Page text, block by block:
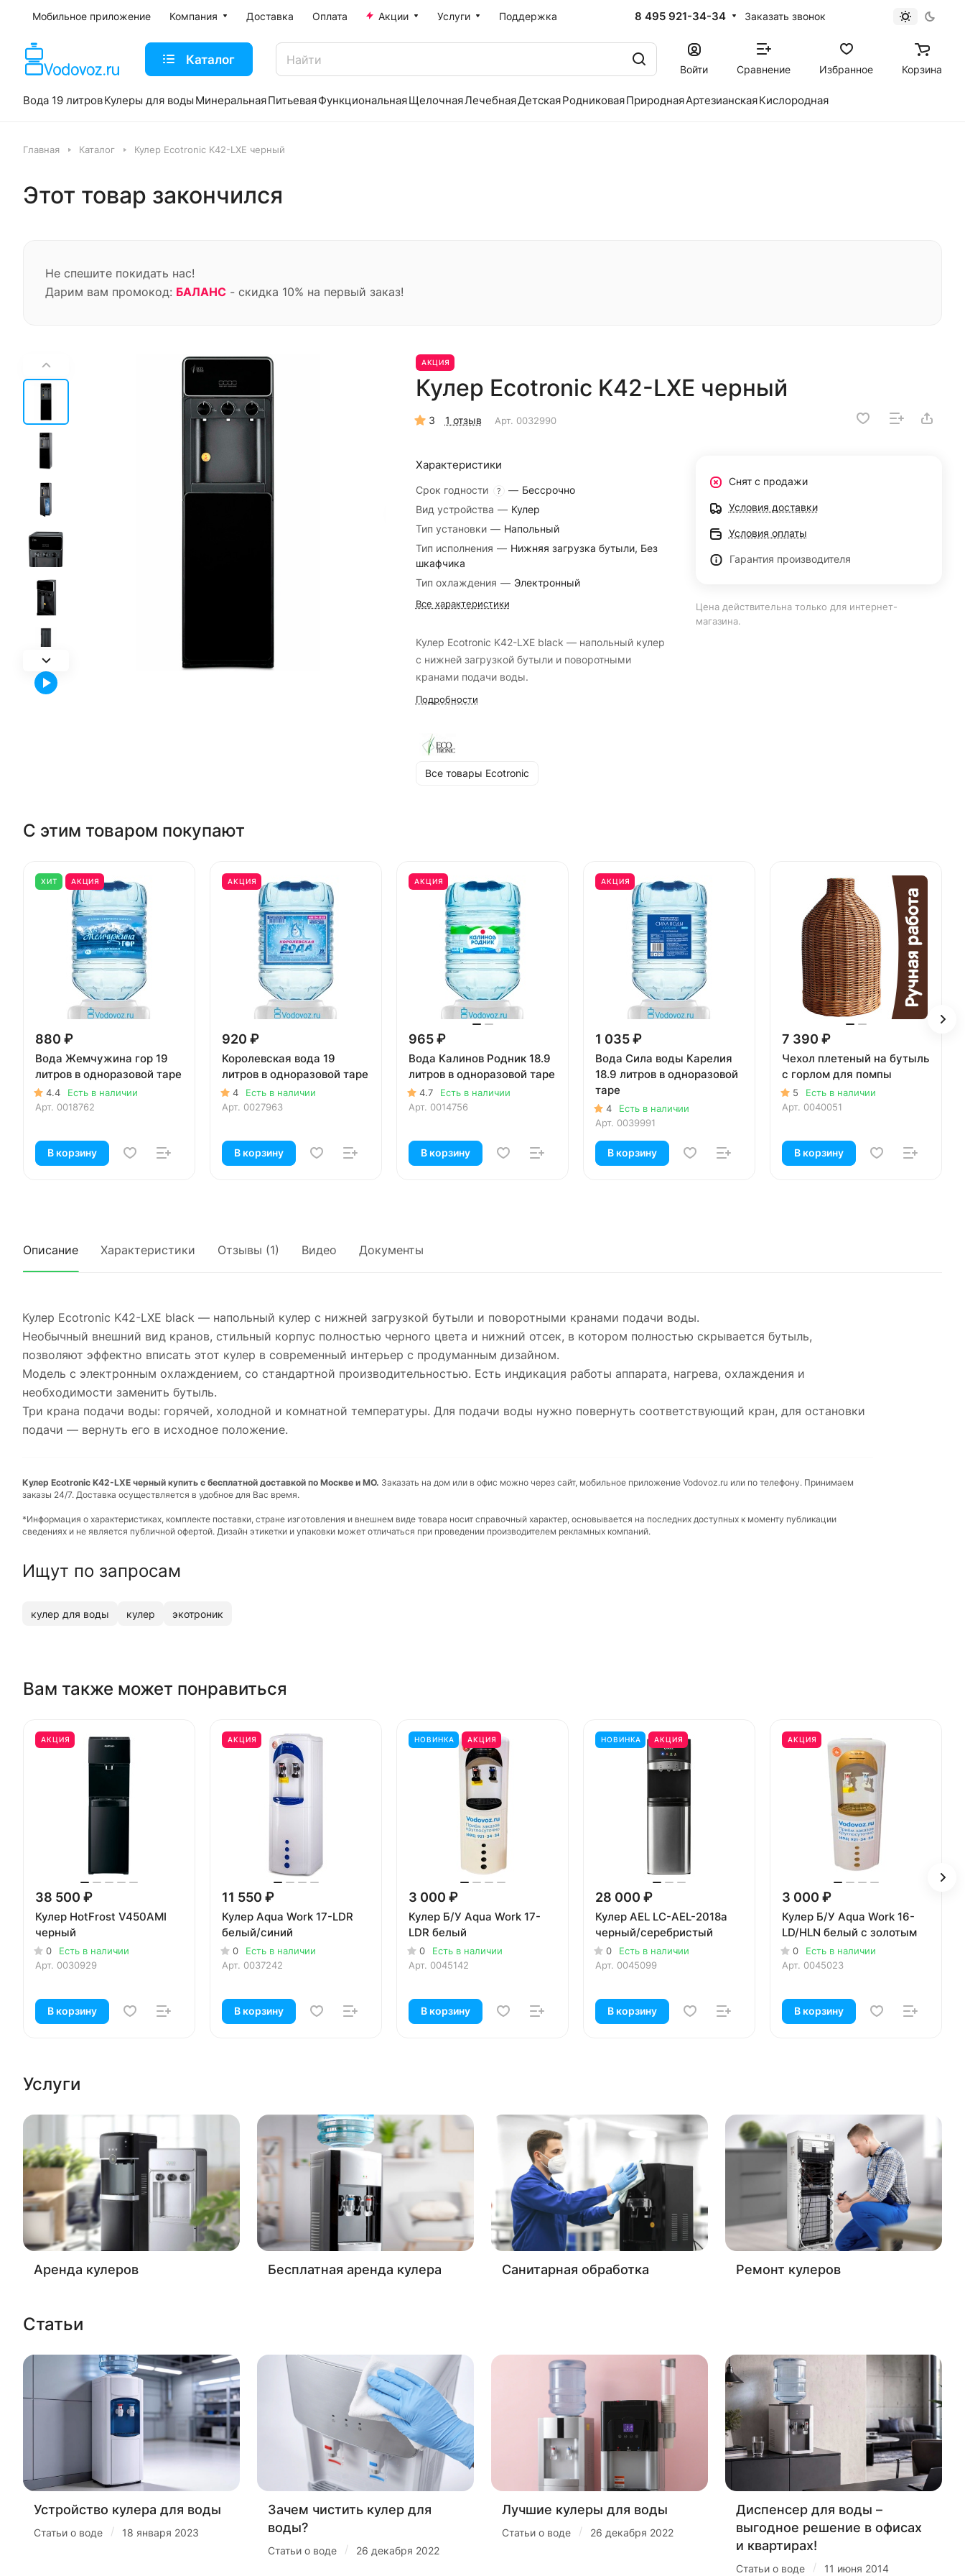
Мобильное приложение Компания Доставка Оплата Акции Услуги Поддержка 8 495 921-34-34 Заказать звонок
Каталог
Войти Сравнение Избранное Корзина
Вода 19 литровКулеры для воды МинеральнаяПитьеваяФункциональнаяЩелочнаяЛечебнаяДетскаяРодниковаяПрироднаяАртезианскаяКислородная
Главная Каталог Кулер Ecotronic K42-LXE черный
Этот товар закончился
Не спешите покидать нас!
Дарим вам промокод: БАЛАНС - скидка 10% на первый заказ!
АКЦИЯ
Кулер Ecotronic K42-LXE черный
3 1 отзыв Арт. 0032990
Характеристики
Срок годности ? — Бессрочно
Вид устройства — Кулер
Тип установки — Напольный
Тип исполнения — Нижняя загрузка бутыли, Без
шкафчика
Тип охлаждения — Электронный
Все характеристики
Кулер Ecotronic K42-LXE black — напольный кулер
с нижней загрузкой бутыли и поворотными
кранами подачи воды.
Подробности
Все товары Ecotronic
Снят с продажи
Условия доставки
Условия оплаты
Гарантия производителя
Цена действительна только для интернет-
магазина.
С этим товаром покупают
ХИТ АКЦИЯ
880 ₽
Вода Жемчужина гор 19
литров в одноразовой таре
4.4
Есть в наличии
Арт. 0018762
В корзину
АКЦИЯ
920 ₽
Королевская вода 19
литров в одноразовой таре
4
Есть в наличии
Арт. 0027963
В корзину
АКЦИЯ
965 ₽
Вода Калинов Родник 18.9
литров в одноразовой таре
4.7
Есть в наличии
Арт. 0014756
В корзину
АКЦИЯ
1 035 ₽
Вода Сила воды Карелия
18.9 литров в одноразовой
таре
4
Есть в наличии
Арт. 0039991
В корзину
7 390 ₽
Чехол плетеный на бутыль
с горлом для помпы
5
Есть в наличии
Арт. 0040051
В корзину
Описание Характеристики Отзывы (1) Видео Документы
Кулер Ecotronic K42-LXE black — напольный кулер с нижней загрузкой бутыли и поворотными кранами подачи воды.
Необычный внешний вид кранов, стильный корпус полностью черного цвета и нижний отсек, в котором полностью скрывается бутыль,
позволяют эффектно вписать этот кулер в современный интерьер с продуманным дизайном.
Модель с электронным охлаждением, со стандартной производительностью. Есть индикация работы аппарата, нагрева, охлаждения и
необходимости заменить бутыль.
Три крана подачи воды: горячей, холодной и комнатной температуры. Для подачи воды нужно повернуть соответствующий кран, для остановки
подачи — вернуть его в исходное положение.
Кулер Ecotronic K42-LXE черный купить с бесплатной доставкой по Москве и МО. Заказать на дом или в офис можно через сайт, мобильное приложение Vodovoz.ru или по телефону. Принимаем
заказы 24/7. Доставка осуществляется в удобное для Вас время.
*Информация о характеристиках, комплекте поставки, стране изготовления и внешнем виде товара носит справочный характер, основывается на последних доступных к моменту публикации
сведениях и не является публичной офертой. Дизайн этикетки и упаковки может отличаться при проведении производителем рекламных компаний.
Ищут по запросам
кулер для воды кулер экотроник
Вам также может понравиться
АКЦИЯ
38 500 ₽
Кулер HotFrost V450AMI
черный
0
Есть в наличии
Арт. 0030929
В корзину
АКЦИЯ
11 550 ₽
Кулер Aqua Work 17-LDR
белый/синий
0
Есть в наличии
Арт. 0037242
В корзину
НОВИНКА АКЦИЯ
3 000 ₽
Кулер Б/У Aqua Work 17-
LDR белый
0
Есть в наличии
Арт. 0045142
В корзину
НОВИНКА АКЦИЯ
28 000 ₽
Кулер AEL LC-AEL-2018a
черный/серебристый
0
Есть в наличии
Арт. 0045099
В корзину
АКЦИЯ
3 000 ₽
Кулер Б/У Aqua Work 16-
LD/HLN белый с золотым
0
Есть в наличии
Арт. 0045023
В корзину
Услуги
Аренда кулеров Бесплатная аренда кулера Санитарная обработка Ремонт кулеров
Статьи
Устройство кулера для воды
Статьи о воде / 18 января 2023
Зачем чистить кулер для
воды?
Статьи о воде / 26 декабря 2022
Лучшие кулеры для воды
Статьи о воде / 26 декабря 2022
Диспенсер для воды –
выгодное решение в офисах
и квартирах!
Статьи о воде / 11 июня 2014